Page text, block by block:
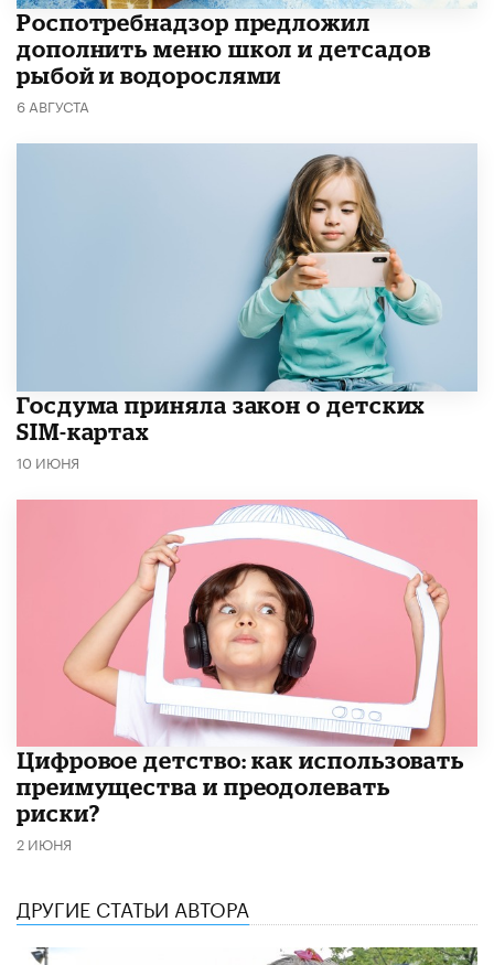
Роспотребнадзор предложил
дополнить меню школ и детсадов
рыбой и водорослями
6 АВГУСТА
Госдума приняла закон о детских
SIM-картах
10 ИЮНЯ
​Цифровое детство: как использовать
преимущества и преодолевать
риски?
2 ИЮНЯ
ДРУГИЕ СТАТЬИ АВТОРА